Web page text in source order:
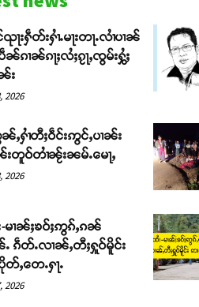
ႃးႁဵတ်းႁၢႆႉမႃးတႃႉလၢႆပၢၼ်
ပဵၼ်ၵၢၼ်ၵႃႈလႆႈၵႂႃႇၸွမ်းႁွႆႈ
း
2026
ႇႁၢႆတီႈဝဵင်းဢွင်ႇပၢၼ်း
တူဝ်တၢႆၼႂ်းၼမ်ႉမေႃႇ
2026
မၢၼ်ႈၶဝ်ႈဢွၵ်ႇၵၼ်
ႉ ၵဵတ်ႉလၢၼ်ႇတီႈႁူဝ်မိူင်း
ႇတေႉႁႃႉ
2026